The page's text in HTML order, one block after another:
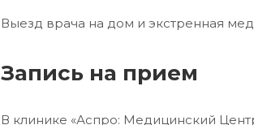
Выезд врача на дом и экстренная
Запись на прием
В клинике «Аспро: Медицинский